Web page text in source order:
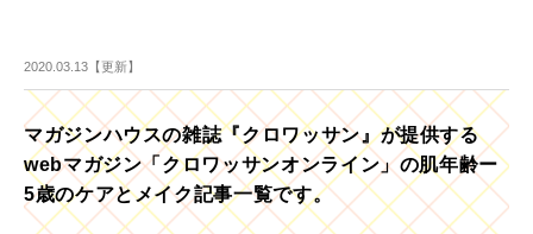
2020.03.13【更新】
マガジンハウスの雑誌『クロワッサン』が提供する
webマガジン「クロワッサンオンライン」の肌年齢ー
5歳のケアとメイク記事一覧です。